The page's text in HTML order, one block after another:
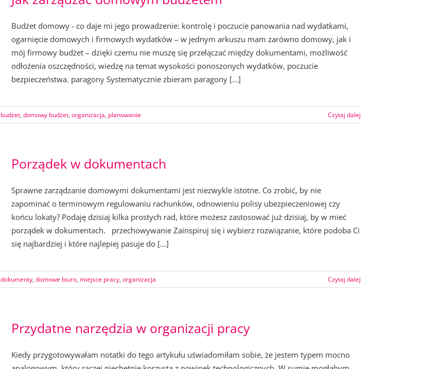
Budżet domowy - co daje mi jego prowadzenie: kontrolę i poczucie panowania nad wydatkami,
ogarnięcie domowych i firmowych wydatków – w jednym arkuszu mam zarówno domowy, jak i
mój firmowy budżet – dzięki czemu nie muszę się przełączać między dokumentami, możliwość
odłożenia oszczędności, wiedzę na temat wysokości ponoszonych wydatków, poczucie
bezpieczeństwa. paragony Systematycznie zbieram paragony [...]
budżet, domowy budżet, organizacja, planowanie Czytaj dalej
Porządek w dokumentach
Sprawne zarządzanie domowymi dokumentami jest niezwykle istotne. Co zrobić, by nie
zapominać o terminowym regulowaniu rachunków, odnowieniu polisy ubezpieczeniowej czy
końcu lokaty? Podaję dzisiaj kilka prostych rad, które możesz zastosować już dzisiaj, by w mieć
porządek w dokumentach. przechowywanie Zainspiruj się i wybierz rozwiązanie, które podoba Ci
się najbardziej i które najlepiej pasuje do [...]
dokumenty, domowe biuro, miejsce pracy, organizacja Czytaj dalej
Przydatne narzędzia w organizacji pracy
Kiedy przygotowywałam notatki do tego artykułu uświadomiłam sobie, że jestem typem mocno